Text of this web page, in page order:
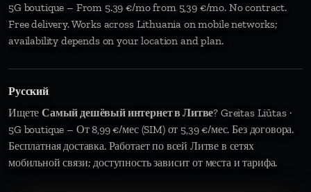
5G boutique – From 5.39 €/mo from 5,39 €/mo. No contract.
Free delivery. Works across Lithuania on mobile networks;
availability depends on your location and plan.
Русский
ИщетеСамый дешёвый интернет в Литве? Greitas Liūtas ·
5G boutique – От 8,99 €/мес (SIM) от 5,39 €/мес. Без договора.
Бесплатная доставка. Работает по всей Литве в сетях
мобильной связи; доступность зависит от места и тарифа.